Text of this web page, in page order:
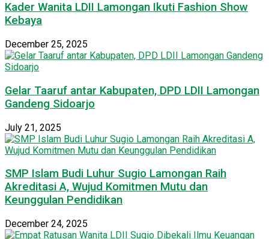
Kader Wanita LDII Lamongan Ikuti Fashion Show
Kebaya
December 25, 2025
Gelar Taaruf antar Kabupaten, DPD LDII Lamongan
Gandeng Sidoarjo
July 21, 2025
SMP Islam Budi Luhur Sugio Lamongan Raih
Akreditasi A, Wujud Komitmen Mutu dan
Keunggulan Pendidikan
December 24, 2025